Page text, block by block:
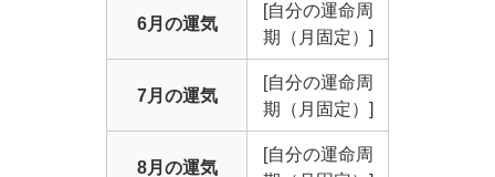
6月の運気
[自分の運命周
期（月固定）]
7月の運気
[自分の運命周
期（月固定）]
8月の運気
[自分の運命周